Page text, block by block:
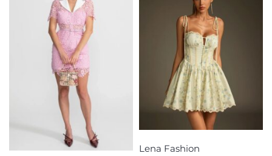
Lena Fashion